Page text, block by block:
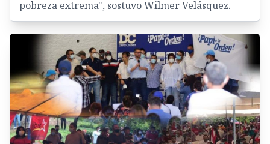
pobreza extrema", sostuvo Wilmer Velásquez.